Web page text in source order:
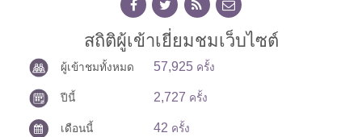
สถิติผู้เข้าเยี่ยมชมเว็บไซต์
ผู้เข้าชมทั้งหมด 57,925 ครั้ง
ปีนี้ 2,727 ครั้ง
เดือนนี้ 42 ครั้ง